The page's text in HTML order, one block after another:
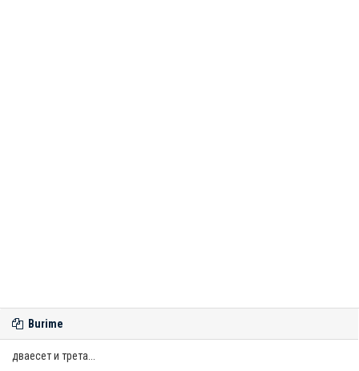
Burime
дваесет и трета...